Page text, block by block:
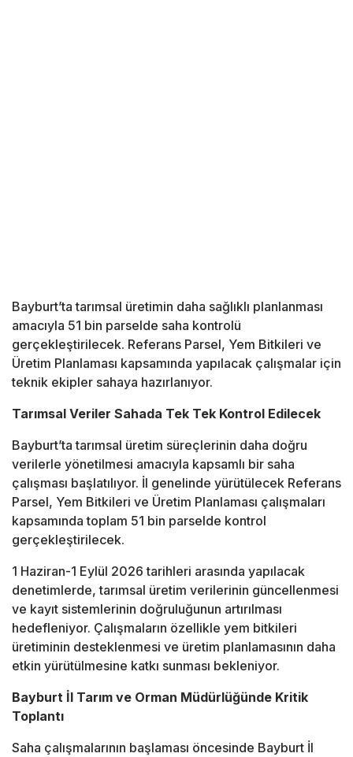
Bayburt’ta tarımsal üretimin daha sağlıklı planlanması
amacıyla 51 bin parselde saha kontrolü
gerçekleştirilecek. Referans Parsel, Yem Bitkileri ve
Üretim Planlaması kapsamında yapılacak çalışmalar için
teknik ekipler sahaya hazırlanıyor.
Tarımsal Veriler Sahada Tek Tek Kontrol Edilecek
Bayburt’ta tarımsal üretim süreçlerinin daha doğru
verilerle yönetilmesi amacıyla kapsamlı bir saha
çalışması başlatılıyor. İl genelinde yürütülecek Referans
Parsel, Yem Bitkileri ve Üretim Planlaması çalışmaları
kapsamında toplam 51 bin parselde kontrol
gerçekleştirilecek.
1 Haziran-1 Eylül 2026 tarihleri arasında yapılacak
denetimlerde, tarımsal üretim verilerinin güncellenmesi
ve kayıt sistemlerinin doğruluğunun artırılması
hedefleniyor. Çalışmaların özellikle yem bitkileri
üretiminin desteklenmesi ve üretim planlamasının daha
etkin yürütülmesine katkı sunması bekleniyor.
Bayburt İl Tarım ve Orman Müdürlüğünde Kritik
Toplantı
Saha çalışmalarının başlaması öncesinde Bayburt İl